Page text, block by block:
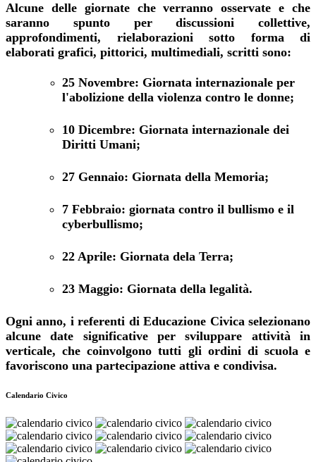
Alcune delle giornate che verranno osservate e che
saranno spunto per discussioni collettive,
approfondimenti, rielaborazioni sotto forma di
elaborati grafici, pittorici, multimediali, scritti sono:
25 Novembre: Giornata internazionale per
l'abolizione della violenza contro le donne;
10 Dicembre: Giornata internazionale dei
Diritti Umani;
27 Gennaio: Giornata della Memoria;
7 Febbraio: giornata contro il bullismo e il
cyberbullismo;
22 Aprile: Giornata dela Terra;
23 Maggio: Giornata della legalità.
Ogni anno, i referenti di Educazione Civica selezionano
alcune date significative per sviluppare attività in
verticale, che coinvolgono tutti gli ordini di scuola e
favoriscono una partecipazione attiva e condivisa.
Calendario Civico